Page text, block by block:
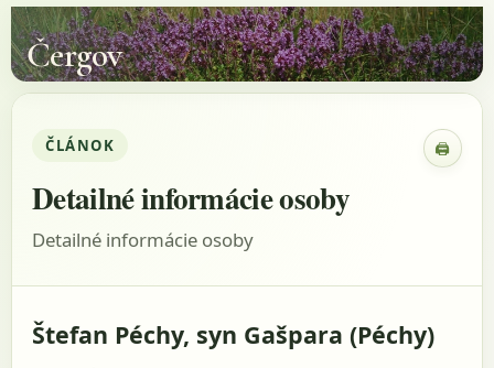
Čergov
ČLÁNOK 🖨
Detailné informácie osoby
Detailné informácie osoby
Štefan Péchy, syn Gašpara (Péchy)